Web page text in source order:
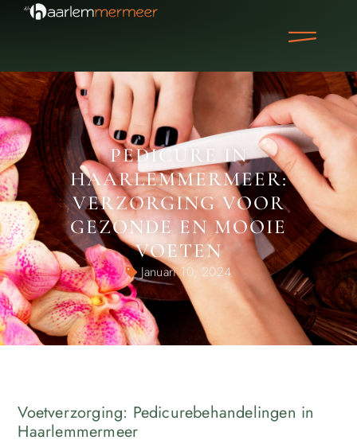
PEDICURE IN
HAARLEMMERMEER:
VERZORGING VOOR
GEZONDE EN MOOIE
VOETEN
Januari 10, 2024
Voetverzorging: Pedicurebehandelingen in
Haarlemmermeer